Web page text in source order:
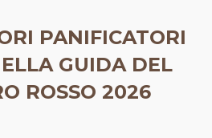
PANIFICATORI
GUIDA DEL
ROSSO 2026